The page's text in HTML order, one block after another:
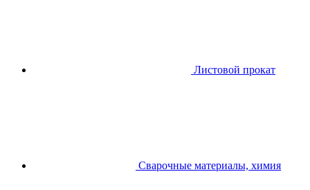
Листовой прокат
Сварочные материалы, химия